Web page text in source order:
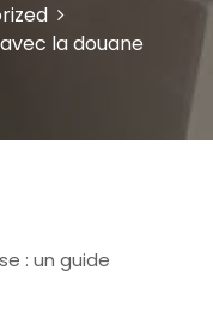
la douane
: un guide